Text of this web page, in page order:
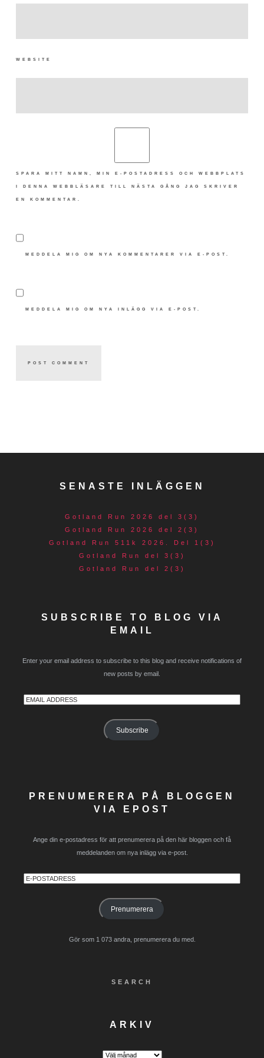
WEBSITE
SPARA MITT NAMN, MIN E-POSTADRESS OCH WEBBPLATS
I DENNA WEBBLÄSARE TILL NÄSTA GÅNG JAG SKRIVER
EN KOMMENTAR.
MEDDELA MIG OM NYA KOMMENTARER VIA E-POST.
MEDDELA MIG OM NYA INLÄGG VIA E-POST.
SENASTE INLÄGGEN
Gotland Run 2026 del 3(3)
Gotland Run 2026 del 2(3)
Gotland Run 511k 2026. Del 1(3)
Gotland Run del 3(3)
Gotland Run del 2(3)
SUBSCRIBE TO BLOG VIA
EMAIL
Enter your email address to subscribe to this blog and receive notifications of
new posts by email.
Email
Subscribe
PRENUMERERA PÅ BLOGGEN
VIA EPOST
Ange din e-postadress för att prenumerera på den här bloggen och få
meddelanden om nya inlägg via e-post.
E-
Prenumerera
Gör som 1 073 andra, prenumerera du med.
SEARCH
ARKIV
Arkiv